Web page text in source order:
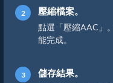
壓縮檔案。
點選「壓縮AAC」
能完成。
儲存結果。